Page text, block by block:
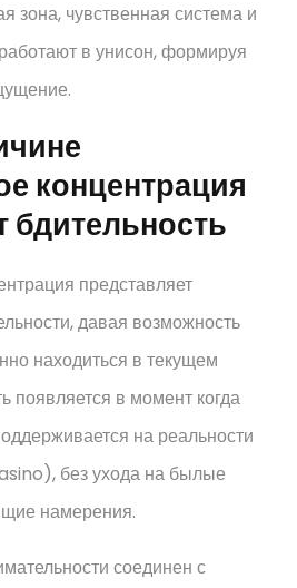
зона, чувственная система и
в унисон, формируя
концентрация
бдительность
представляет
давая возможность
находиться в текущем
появляется в момент когда
на реальности
без ухода на былые
намерения.
соединен с